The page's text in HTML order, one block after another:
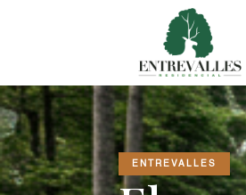
ENTREVALLES